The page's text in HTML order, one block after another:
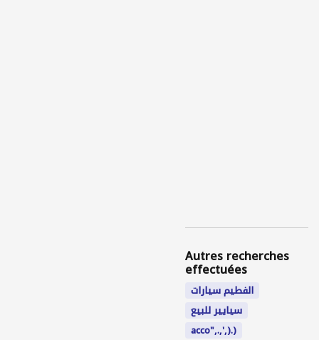
Autres recherches
effectuées
الفطيم سيارات
سيايير للبيع
acco",.,',).)